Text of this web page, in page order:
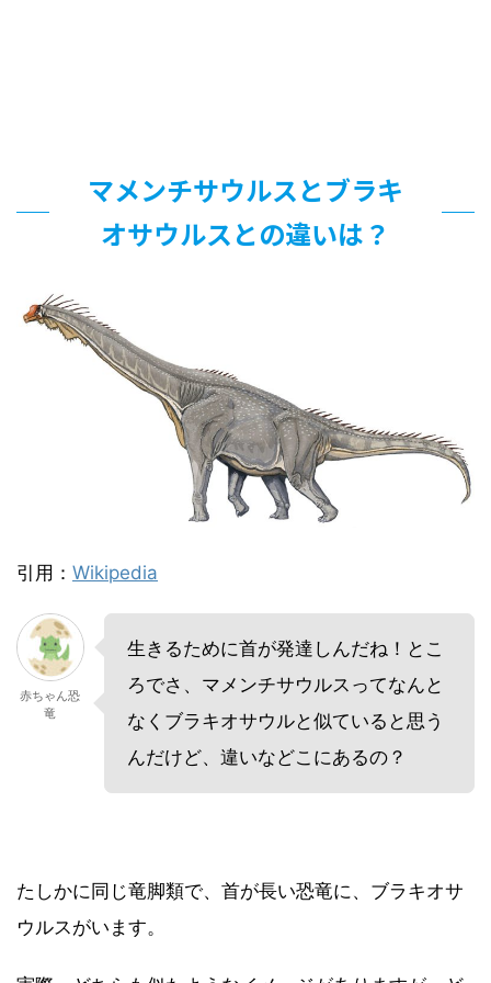
マメンチサウルスとブラキ
オサウルスとの違いは？
引用： Wikipedia
赤ちゃん恐
竜
生きるために首が発達しんだね！とこ
ろでさ、マメンチサウルスってなんと
なくブラキオサウルと似ていると思う
んだけど、違いなどこにあるの？
たしかに同じ竜脚類で、首が長い恐竜に、ブラキオサ
ウルスがいます。